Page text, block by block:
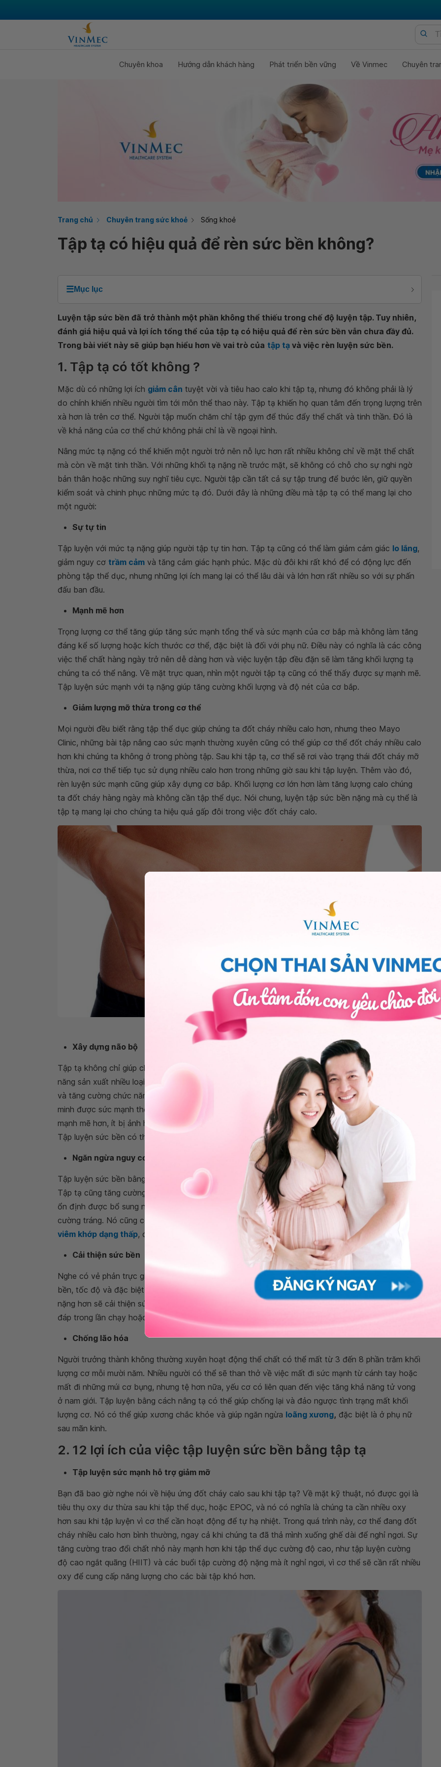
Chuyên khoa Hướng dẫn khách hàng Phát triển bền vững Về Vinmec Chuyên
Trang chủ Chuyên trang sức khoẻ Sống khoẻ
Tập tạ có hiệu quả để rèn sức bền không?
☰Mục lục
Luyện tập sức bền đã trở thành một phần không thể thiếu trong chế độ luyện tập. Tuy nhiên,
đánh giá hiệu quả và lợi ích tổng thể của tập tạ có hiệu quả để rèn sức bền vẫn chưa đầy đủ.
Trong bài viết này sẽ giúp bạn hiểu hơn về vai trò của tập tạ và việc rèn luyện sức bền.
1. Tập tạ có tốt không ?
Mặc dù có những lợi ích giảm cân tuyệt vời và tiêu hao calo khi tập tạ, nhưng đó không phải là lý
do chính khiến nhiều người tìm tới môn thể thao này. Tập tạ khiến họ quan tâm đến trọng lượng trên
xà hơn là trên cơ thể. Người tập muốn chăm chỉ tập gym để thúc đẩy thể chất và tinh thần. Đó là
về khả năng của cơ thể chứ không phải chỉ là về ngoại hình.
Nâng mức tạ nặng có thể khiến một người trở nên nỗ lực hơn rất nhiều không chỉ về mặt thể chất
mà còn về mặt tinh thần. Với những khối tạ nặng nề trước mặt, sẽ không có chỗ cho sự nghi ngờ
bản thân hoặc những suy nghĩ tiêu cực. Người tập cần tất cả sự tập trung để bước lên, giữ quyền
kiểm soát và chinh phục những mức tạ đó. Dưới đây là những điều mà tập tạ có thể mang lại cho
một người:
Sự tự tin
Tập luyện với mức tạ nặng giúp người tập tự tin hơn. Tập tạ cũng có thể làm giảm cảm giác lo lắng,
giảm nguy cơ trầm cảm và tăng cảm giác hạnh phúc. Mặc dù đôi khi rất khó để có động lực đến
phòng tập thể dục, nhưng những lợi ích mang lại có thể lâu dài và lớn hơn rất nhiều so với sự phấn
đấu ban đầu.
Mạnh mẽ hơn
Trọng lượng cơ thể tăng giúp tăng sức mạnh tổng thể và sức mạnh của cơ bắp mà không làm tăng
đáng kể số lượng hoặc kích thước cơ thể, đặc biệt là đối với phụ nữ. Điều này có nghĩa là các công
việc thể chất hàng ngày trở nên dễ dàng hơn và việc luyện tập đều đặn sẽ làm tăng khối lượng tạ
chúng ta có thể nâng. Về mặt trực quan, nhìn một người tập tạ cũng có thể thấy được sự mạnh mẽ.
Tập luyện sức mạnh với tạ nặng giúp tăng cường khối lượng và độ nét của cơ bắp.
Giảm lượng mỡ thừa trong cơ thể
Mọi người đều biết rằng tập thể dục giúp chúng ta đốt cháy nhiều calo hơn, nhưng theo Mayo
Clinic, những bài tập nâng cao sức mạnh thường xuyên cũng có thể giúp cơ thể đốt cháy nhiều calo
hơn khi chúng ta không ở trong phòng tập. Sau khi tập tạ, cơ thể sẽ rơi vào trạng thái đốt cháy mỡ
thừa, nơi cơ thể tiếp tục sử dụng nhiều calo hơn trong những giờ sau khi tập luyện. Thêm vào đó,
rèn luyện sức mạnh cũng giúp xây dựng cơ bắp. Khối lượng cơ lớn hơn làm tăng lượng calo chúng
ta đốt cháy hàng ngày mà không cần tập thể dục. Nói chung, luyện tập sức bền nặng mà cụ thể là
tập tạ mang lại cho chúng ta hiệu quả gấp đôi trong việc đốt cháy calo.
Tập tạ có thể giúp người tập giảm lượng mỡ thừa trong cơ thể
Xây dựng não bộ
Tập tạ không chỉ giúp chúng ta phát triển cơ bắp. Nâng vật nặng có thể khiến cơ thể tăng khả
năng sản xuất nhiều loại hormone, bao gồm
hormone IGF - 1, giúp kích thích các kết nối trong não
và tăng cường chức năng nhận thức. Trong một nghiên cứu gần đây, các nhà khoa học đã chứng
minh được sức mạnh thể chất chúng ta có được thông qua tập tạ có mối liên hệ tích cực với tâm trí
mạnh mẽ hơn, ít bị ảnh hưởng bởi tác động tiêu cực của quá trình lão hóa. Nói một cách đơn giản:
Tập luyện sức bền có thể cải thiện khả năng học hỏi và suy nghĩ của chúng ta khi già đi.
Ngăn ngừa nguy cơ gây thương tích
Tập luyện sức bền bằng cách tập tạ giúp tăng cường sức mạnh không chỉ là cơ bắp của chúng ta.
Tập tạ cũng tăng cường sức khỏe hệ xương khớp và các mô liên kết trong cơ thể. Sức mạnh và sự
ổn định được bổ sung này sẽ giúp người tập tránh khỏi những chấn thương và giữ một cơ thể
cường tráng. Nó cũng có thể giúp giảm các triệu chứng của nhiều bệnh như
đau lưng,
viêm khớp dạng thấp, đau cơ, xơ hóa và đau mạn tính.
Cải thiện sức bền
Nghe có vẻ phản trực giác, nhưng rèn luyện sức mạnh đã được chứng minh là giúp cải thiện sức
bền, tốc độ và đặc biệt là độ dẻo dai khi chạy. Một nghiên cứu gần đây cho thấy rằng nâng tạ
nặng hơn sẽ cải thiện sức bền hơn so với tạ nhẹ. Trọng lượng tăng thêm trên thanh sẽ được đền
đáp trong lần chạy hoặc lớp quay tiếp theo của chúng ta.
Chống lão hóa
Người trưởng thành không thường xuyên hoạt động thể chất có thể mất từ ​​3 đến 8 phần trăm khối
lượng cơ mỗi mười năm. Nhiều người có thể sẽ than thở về việc mất đi sức mạnh từ cánh tay hoặc
mất đi những múi cơ bụng, nhưng tệ hơn nữa, yếu cơ có liên quan đến việc tăng khả năng tử vong
ở nam giới. Tập luyện bằng cách nâng tạ có thể giúp chống lại và đảo ngược tình trạng mất khối
lượng cơ. Nó có thể giúp xương chắc khỏe và giúp ngăn ngừa loãng xương, đặc biệt là ở phụ nữ
sau mãn kinh.
2. 12 lợi ích của việc tập luyện sức bền bằng tập tạ
Tập luyện sức mạnh hỗ trợ giảm mỡ
Bạn đã bao giờ nghe nói về hiệu ứng đốt cháy calo sau khi tập tạ? Về mặt kỹ thuật, nó được gọi là
tiêu thụ oxy dư thừa sau khi tập thể dục, hoặc EPOC, và nó có nghĩa là chúng ta cần nhiều oxy
hơn sau khi tập luyện vì cơ thể cần hoạt động để tự hạ nhiệt. Trong quá trình này, cơ thể đang đốt
cháy nhiều calo hơn bình thường, ngay cả khi chúng ta đã thả mình xuống ghế dài để nghỉ ngơi. Sự
tăng cường trao đổi chất nhỏ này mạnh hơn khi tập thể dục cường độ cao, như tập luyện cường
độ cao ngắt quãng (HIIT) và các buổi tập cường độ nặng mà ít nghỉ ngơi, vì cơ thể sẽ cần rất nhiều
oxy để cung cấp năng lượng cho các bài tập khó hơn.